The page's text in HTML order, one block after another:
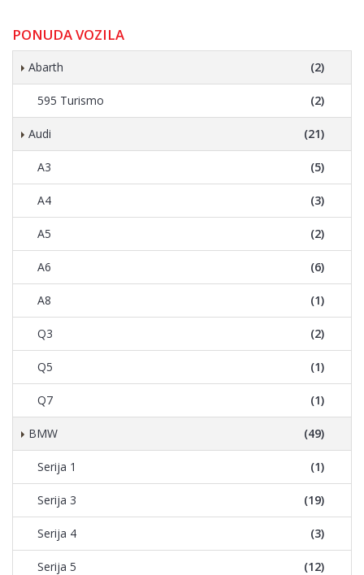
PONUDA VOZILA
Abarth (2)
595 Turismo (2)
Audi (21)
A3 (5)
A4 (3)
A5 (2)
A6 (6)
A8 (1)
Q3 (2)
Q5 (1)
Q7 (1)
BMW (49)
Serija 1 (1)
Serija 3 (19)
Serija 4 (3)
Serija 5 (12)